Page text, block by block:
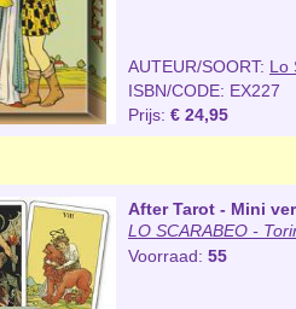
AUTEUR/SOORT: Lo
ISBN/CODE: EX227
Prijs: € 24,95
After Tarot - Mini
LO SCARABEO -
Voorraad: 55